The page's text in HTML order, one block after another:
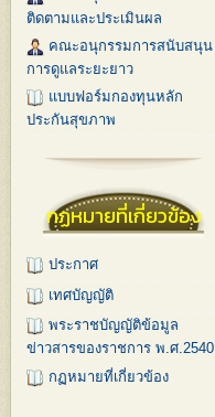
ติดตามและประเมินผล
คณะอนุกรรมการสนับสนุน
การดูแลระยะยาว
แบบฟอร์มกองทุนหลัก
ประกันสุขภาพ
กฏหมายที่เกี่ยวข้อง
ประกาศ
เทศบัญญัติ
พระราชบัญญัติข้อมูล
ข่าวสารของราชการ พ.ศ.2540
กฏหมายที่เกี่ยวข้อง